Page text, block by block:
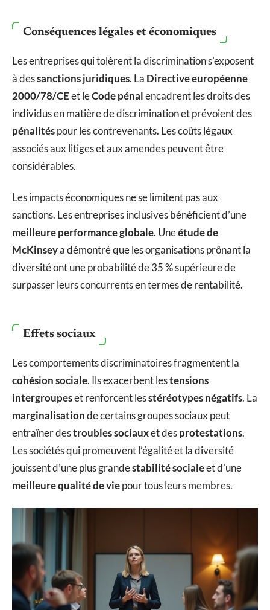
Conséquences légales et économiques
Les entreprises qui tolèrent la discrimination s’exposent
à dessanctions juridiques. La Directive européenne
2000/78/CEet leCode pénalencadrent les droits des
individus en matière de discrimination et prévoient des
pénalitéspour les contrevenants. Les coûts légaux
associés aux litiges et aux amendes peuvent être
considérables.
Les impacts économiques ne se limitent pas aux
sanctions. Les entreprises inclusives bénéficient d’une
meilleure performance globale. Uneétude de
McKinseya démontré que les organisations prônant la
diversité ont une probabilité de 35 % supérieure de
surpasser leurs concurrents en termes de rentabilité.
Effets sociaux
Les comportements discriminatoires fragmentent la
cohésion sociale. Ils exacerbent lestensions
intergroupeset renforcent lesstéréotypes négatifs. La
marginalisationde certains groupes sociaux peut
entraîner destroubles sociauxet desprotestations.
Les sociétés qui promeuvent l’égalité et la diversité
jouissent d’une plus grandestabilité socialeet d’une
meilleure qualité de viepour tous leurs membres.